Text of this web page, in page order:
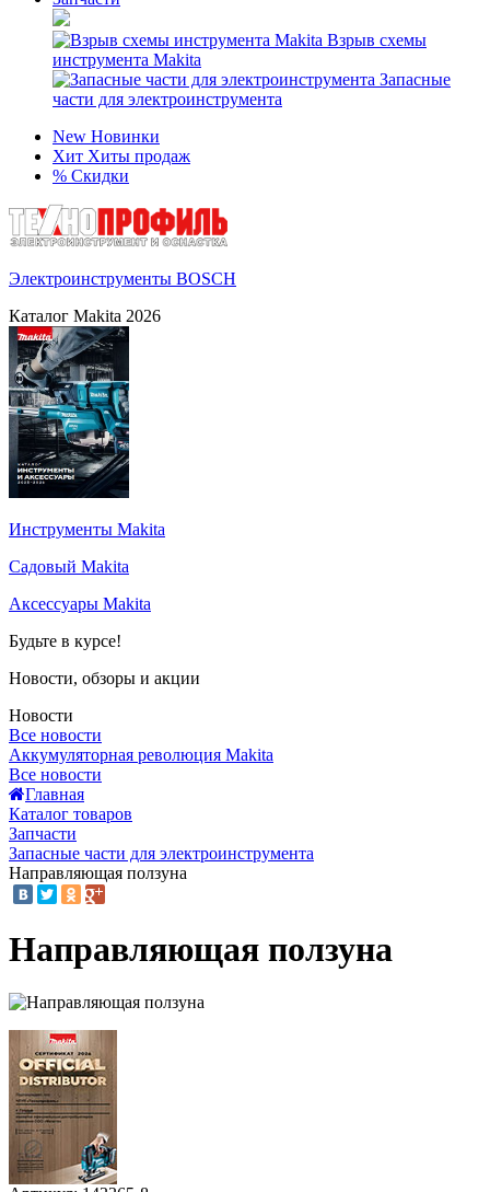
Взрыв схемы
инструмента Makita
Запасные
части для электроинструмента
New Новинки
Хит Хиты продаж
% Скидки
Электроинструменты BOSCH
Каталог Makita 2026
Инструменты Makita
Садовый Makita
Аксессуары Makita
Будьте в курсе!
Новости, обзоры и акции
Новости
Все новости
Аккумуляторная революция Makita
Все новости
Главная
Каталог товаров
Запчасти
Запасные части для электроинструмента
Направляющая ползуна
Направляющая ползуна